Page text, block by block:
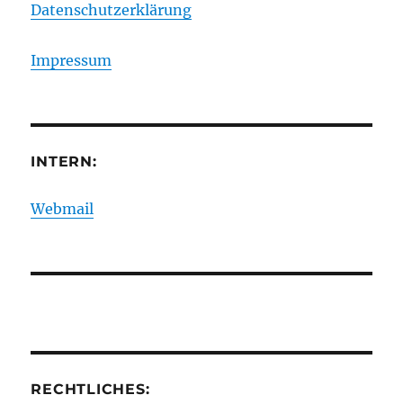
Datenschutzerklärung
Impressum
INTERN:
Webmail
RECHTLICHES: